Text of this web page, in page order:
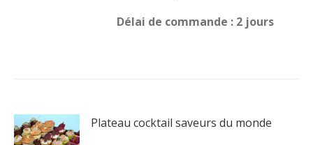
Délai de commande : 2 jours
Plateau cocktail saveurs du monde